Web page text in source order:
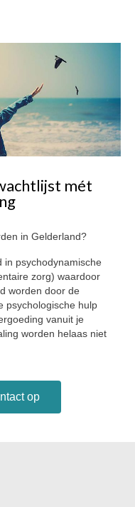
mét
in Gelderland?
in psychodynamische
zorg) waardoor
worden door de
psychologische hulp
vanuit je
worden helaas niet
op